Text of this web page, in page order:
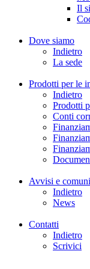
Il
Dove siamo
Indietro
La sede
Prodotti per le
Indietro
Prodotti
Conti
Avvisi e
Indietro
News
Contatti
Indietro
Scrivici